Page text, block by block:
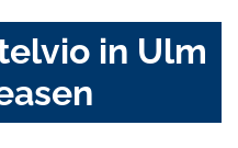
in Ulm